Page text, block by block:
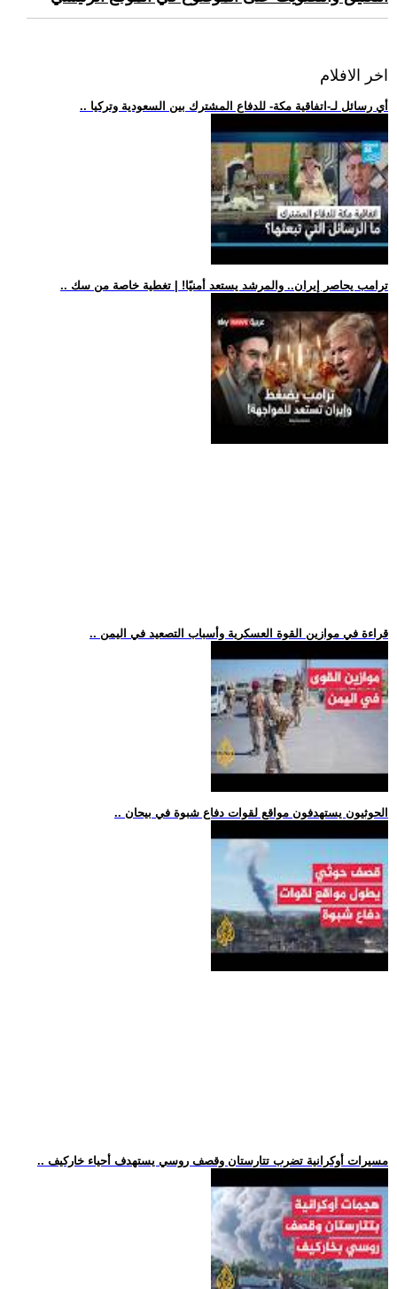
اخر الافلام
.. أي رسائل لـ-اتفاقية مكة- للدفاع المشترك بين السعودية وتركيا
.. ترامب يحاصر إيران.. والمرشد يستعد أمنيًا! | تغطية خاصة من سك
.. قراءة في موازين القوة العسكرية وأسباب التصعيد في اليمن
.. الحوثيون يستهدفون مواقع لقوات دفاع شبوة في بيحان
.. مسيرات أوكرانية تضرب تتارستان وقصف روسي يستهدف أحياء خاركيف